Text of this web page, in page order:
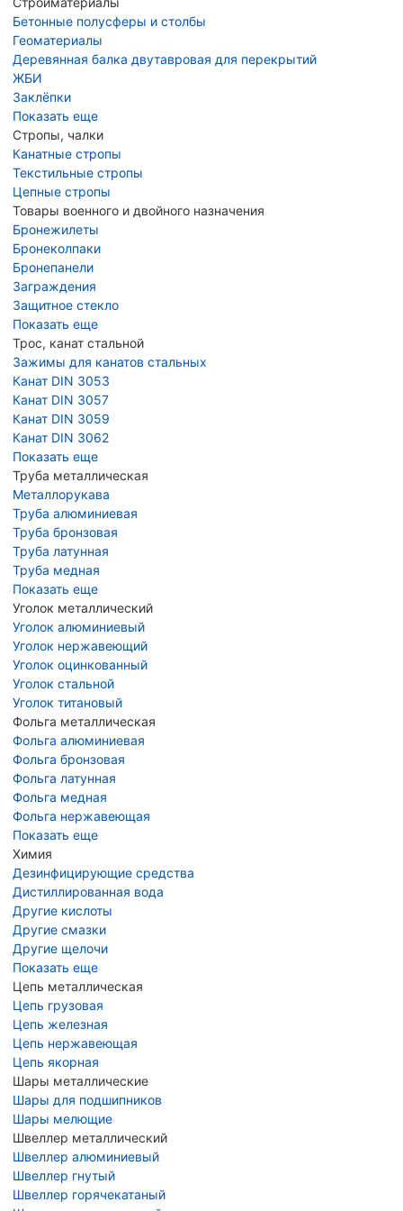
Бетонные полусферы и столбы
Геоматериалы
Деревянная балка двутавровая для перекрытий
ЖБИ
Заклёпки
Показать еще
Стропы, чалки
Канатные стропы
Текстильные стропы
Цепные стропы
Товары военного и двойного назначения
Бронежилеты
Бронеколпаки
Бронепанели
Заграждения
Защитное стекло
Показать еще
Трос, канат стальной
Зажимы для канатов стальных
Канат DIN 3053
Канат DIN 3057
Канат DIN 3059
Канат DIN 3062
Показать еще
Труба металлическая
Металлорукава
Труба алюминиевая
Труба бронзовая
Труба латунная
Труба медная
Показать еще
Уголок металлический
Уголок алюминиевый
Уголок нержавеющий
Уголок оцинкованный
Уголок стальной
Уголок титановый
Фольга металлическая
Фольга алюминиевая
Фольга бронзовая
Фольга латунная
Фольга медная
Фольга нержавеющая
Показать еще
Химия
Дезинфицирующие средства
Дистиллированная вода
Другие кислоты
Другие смазки
Другие щелочи
Показать еще
Цепь металлическая
Цепь грузовая
Цепь железная
Цепь нержавеющая
Цепь якорная
Шары металлические
Шары для подшипников
Шары мелющие
Швеллер металлический
Швеллер алюминиевый
Швеллер гнутый
Швеллер горячекатаный